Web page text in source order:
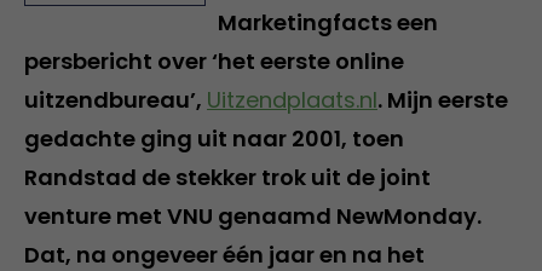
Marketingfacts een
persbericht over ‘het eerste online
uitzendbureau’, Uitzendplaats.nl. Mijn eerste
gedachte ging uit naar 2001, toen
Randstad de stekker trok uit de joint
venture met VNU genaamd NewMonday.
Dat, na ongeveer één jaar en na het